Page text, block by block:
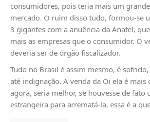
consumidores, pois teria mais um
mercado. O ruim disso tudo, formou-se
3 gigantes com a anuência da Anatel,
mais as empresas que o consumidor. O
deveria ser de órgão fiscalizador.
Tudo no Brasil é assim mesmo, é
até indignação. A venda da Oi ela é mais
agora, seria melhor, se houvesse de fato
estrangeira para arrematá-la, essa é a